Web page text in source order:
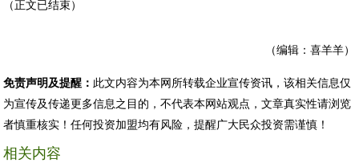
（正文已结束）
（编辑：喜羊羊）
免责声明及提醒： 此文内容为本网所转载企业宣传资讯，该相关信息仅
为宣传及传递更多信息之目的，不代表本网站观点，文章真实性请浏览
者慎重核实！任何投资加盟均有风险，提醒广大民众投资需谨慎！
相关内容